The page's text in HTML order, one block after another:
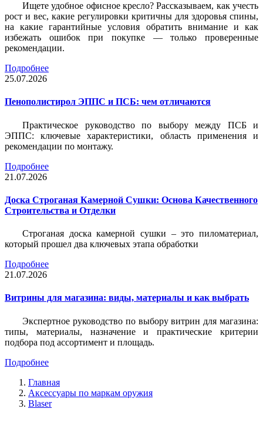
Ищете удобное офисное кресло? Рассказываем, как учесть
рост и вес, какие регулировки критичны для здоровья спины,
на какие гарантийные условия обратить внимание и как
избежать ошибок при покупке — только проверенные
рекомендации.
Подробнее
25.07.2026
Пенополистирол ЭППС и ПСБ: чем отличаются
Практическое руководство по выбору между ПСБ и
ЭППС: ключевые характеристики, область применения и
рекомендации по монтажу.
Подробнее
21.07.2026
Доска Строганая Камерной Сушки: Основа Качественного
Строительства и Отделки
Строганая доска камерной сушки – это пиломатериал,
который прошел два ключевых этапа обработки
Подробнее
21.07.2026
Витрины для магазина: виды, материалы и как выбрать
Экспертное руководство по выбору витрин для магазина:
типы, материалы, назначение и практические критерии
подбора под ассортимент и площадь.
Подробнее
Главная
Аксессуары по маркам оружия
Blaser